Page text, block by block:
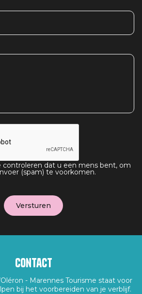
controleren dat u een mens bent, om
(spam) te voorkomen.
Contact
- Marennes Tourisme staat voor
bij het voorbereiden van je verblijf.